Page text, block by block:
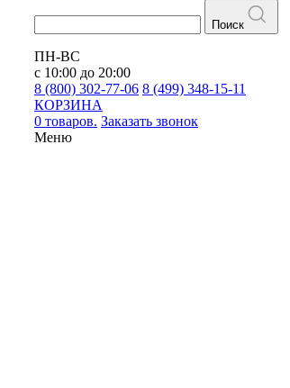
Поиск
ПН-ВС
с 10:00 до 20:00
8 (800) 302-77-06 8 (499) 348-15-11
КОРЗИНА
0 товаров. Заказать звонок
Меню